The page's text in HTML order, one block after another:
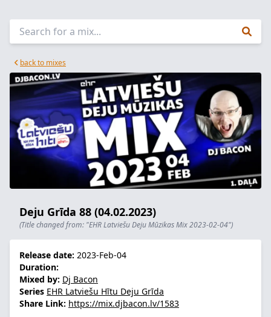
back to mixes
Deju Grīda 88 (04.02.2023)
(Title changed from: "EHR Latviešu Deju Mūzikas Mix 2023-02-04")
Release date: 2023-Feb-04
Duration:
Mixed by: Dj Bacon
Series EHR Latviešu Hītu Deju Grīda
Share Link: https://mix.djbacon.lv/1583